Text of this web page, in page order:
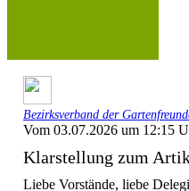
Bezirksverband der
Vom 03.07.2026 um 12:15
Klarstellung zum
Liebe Vorstände, liebe